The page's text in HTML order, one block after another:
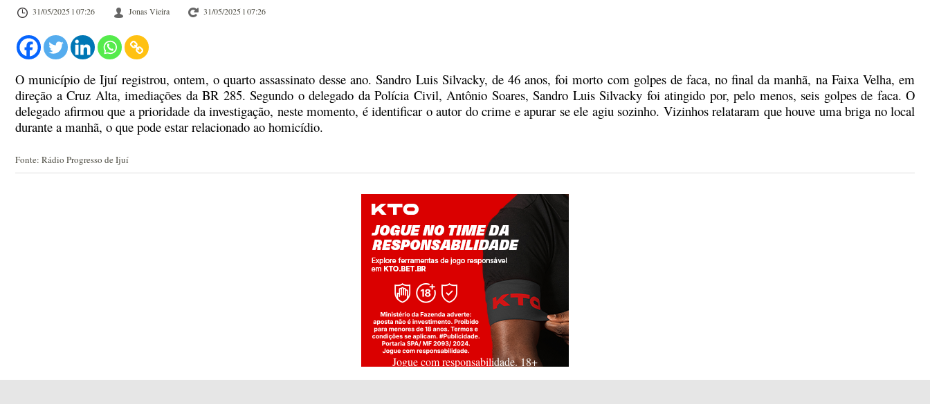
31/05/2025 l 07:26 Jonas Vieira 31/05/2025 l 07:26
O município de Ijuí registrou, ontem, o quarto assassinato desse ano. Sandro Luis Silvacky, de 46 anos, foi morto com golpes de faca, no final da manhã, na Faixa Velha, em
direção a Cruz Alta, imediações da BR 285. Segundo o delegado da Polícia Civil, Antônio Soares, Sandro Luis Silvacky foi atingido por, pelo menos, seis golpes de faca. O
delegado afirmou que a prioridade da investigação, neste momento, é identificar o autor do crime e apurar se ele agiu sozinho. Vizinhos relataram que houve uma briga no local
durante a manhã, o que pode estar relacionado ao homicídio.
Fonte: Rádio Progresso de Ijuí
Jogue com responsabilidade. 18+